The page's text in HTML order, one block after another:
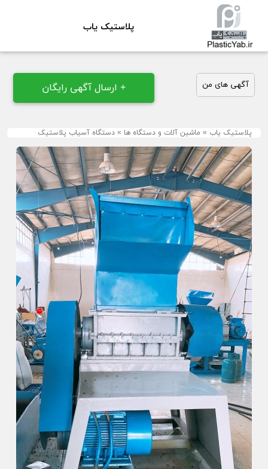
پلاستیک یاب
آگهی های من + ارسال آگهی رایگان
پلاستیک یاب » ماشین آلات و دستگاه ها » دستگاه آسیاب پلاستیک